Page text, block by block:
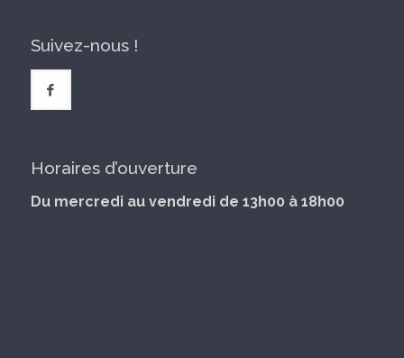
Suivez-nous !
Horaires d’ouverture
Du mercredi au vendredi de 13h00 à 18h00